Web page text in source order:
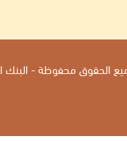
الحقوق محفوظة - البنك